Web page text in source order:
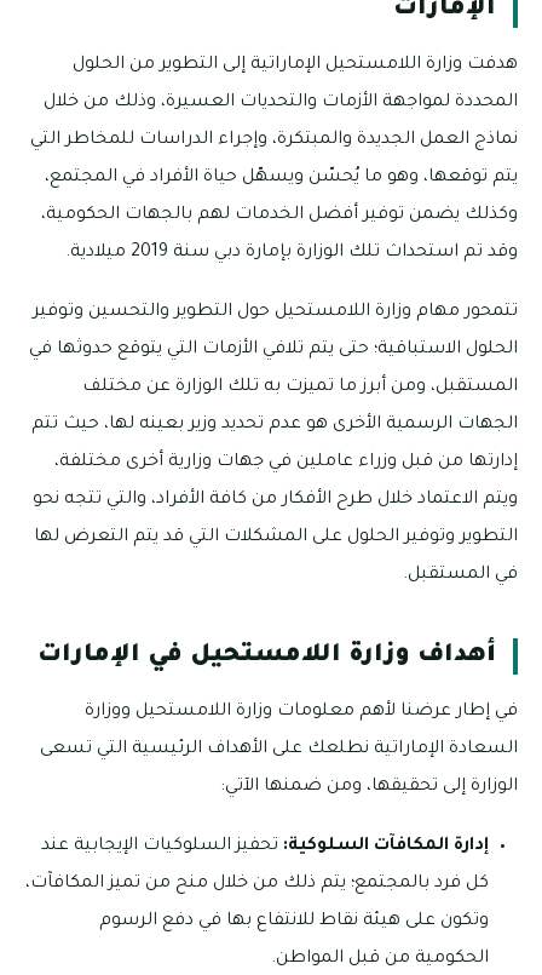
الإمارات
هدفت وزارة اللامستحيل الإماراتية إلى التطوير من الحلول
المحددة لمواجهة الأزمات والتحديات العسيرة، وذلك من خلال
نماذج العمل الجديدة والمبتكرة، وإجراء الدراسات للمخاطر التي
يتم توقعها، وهو ما يُحسّن ويسهّل حياة الأفراد في المجتمع،
وكذلك يضمن توفير أفضل الخدمات لهم بالجهات الحكومية،
وقد تم استحداث تلك الوزارة بإمارة دبي سنة 2019 ميلادية.
تتمحور مهام وزارة اللامستحيل حول التطوير والتحسين وتوفير
الحلول الاستباقية؛ حتى يتم تلافي الأزمات التي يتوقع حدوثها في
المستقبل، ومن أبرز ما تميزت به تلك الوزارة عن مختلف
الجهات الرسمية الأخرى هو عدم تحديد وزير بعينه لها، حيث تتم
إدارتها من قبل وزراء عاملين في جهات وزارية أخرى مختلفة،
ويتم الاعتماد خلال طرح الأفكار من كافة الأفراد، والتي تتجه نحو
التطوير وتوفير الحلول على المشكلات التي قد يتم التعرض لها
في المستقبل.
أهداف وزارة اللامستحيل في الإمارات
في إطار عرضنا لأهم معلومات وزارة اللامستحيل ووزارة
السعادة الإماراتية نطلعك على الأهداف الرئيسية التي تسعى
الوزارة إلى تحقيقها، ومن ضمنها الآتي:
إدارة المكافآت السلوكية: تحفيز السلوكيات الإيجابية عند
كل فرد بالمجتمع؛ يتم ذلك من خلال منح من تميز المكافآت،
وتكون على هيئة نقاط للانتفاع بها في دفع الرسوم
الحكومية من قبل المواطن.